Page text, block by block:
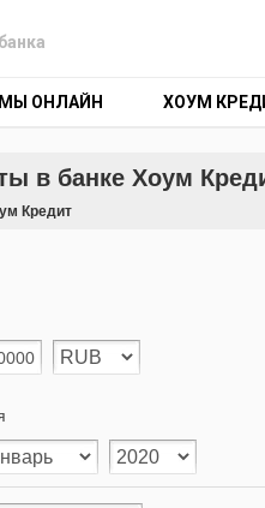
ОНЛАЙН ХОУМ
в банке Хоум
Кредит